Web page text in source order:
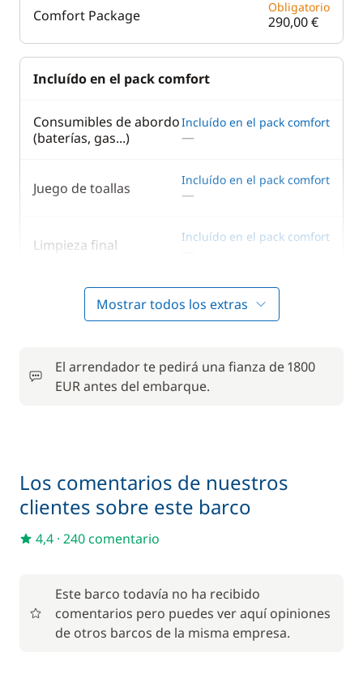
Comfort Package Obligatorio
290,00 €
Incluído en el pack comfort
Consumibles de abordo
(baterías, gas...)
Incluído en el pack comfort
—
Juego de toallas Incluído en el pack comfort
—
Limpieza final Incluído en el pack comfort
Ropa de cama Incluído en el pack comfort
—
Wifi —
Paddle
Mostrar todos los extras
El arrendador te pedirá una fianza de 1800
EUR antes del embarque.
Los comentarios de nuestros
clientes sobre este barco
4,4 · 240 comentario
Este barco todavía no ha recibido
comentarios pero puedes ver aquí opiniones
de otros barcos de la misma empresa.